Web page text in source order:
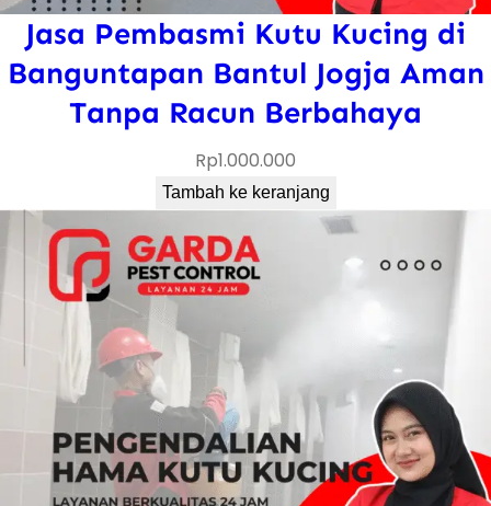
Jasa Pembasmi Kutu Kucing di
Banguntapan Bantul Jogja Aman
Tanpa Racun Berbahaya
Rp1.000.000
Tambah ke keranjang